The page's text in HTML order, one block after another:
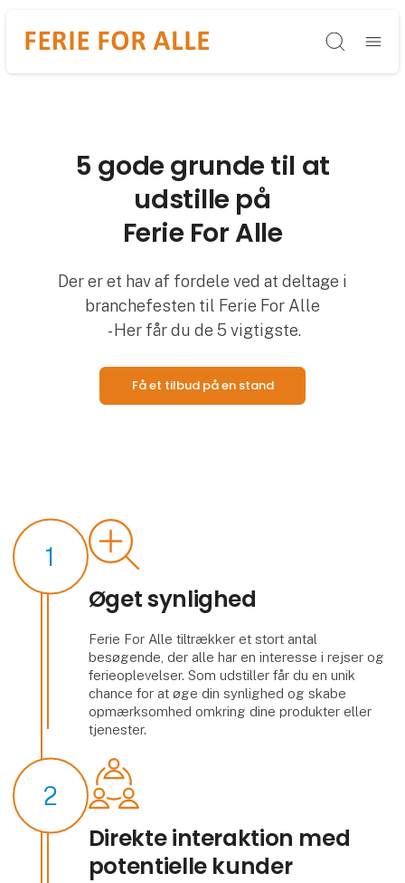
Søg
5 gode grunde til at
udstille på
Ferie For Alle
Der er et hav af fordele ved at deltage i
branchefesten til Ferie For Alle
- Her får du de 5 vigtigste.
Få et tilbud på en stand
1
Øget synlighed
Ferie For Alle tiltrækker et stort antal
besøgende, der alle har en interesse i rejser og
ferieoplevelser. Som udstiller får du en unik
chance for at øge din synlighed og skabe
opmærksomhed omkring dine produkter eller
tjenester.
2
Direkte interaktion med
potentielle kunder